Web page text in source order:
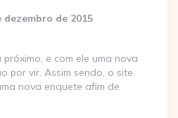
dezembro de 2015
e com ele uma nova
por vir. Assim sendo, o site
nova enquete afim de